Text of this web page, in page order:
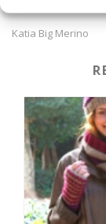
Katia Big Merino